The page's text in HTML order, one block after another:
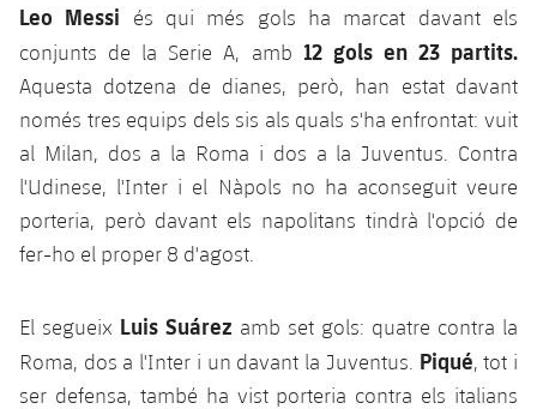
Resultats
Classificació
Jugadors
Fotos
Història
Palmarès
Resultats
Jugadors
Classificació
Junior
Juvenil
Infantil
PLUSICON
MÉS
plusicon
més
Notícies
Atletisme
plusicon
més
Actualitat
Femení
Bàsquet en cadira de rodes
plusicon
més
Jugadors
plusicon
més
Actualitat
Hoquei herba
Leo Messi és qui més gols ha marcat davant els
conjunts de la Serie A, amb 12 gols en 23 partits.
Aquesta dotzena de dianes, però, han estat davant
només tres equips dels sis als quals s'ha enfrontat: vuit
al Milan, dos a la Roma i dos a la Juventus. Contra
l'Udinese, l'Inter i el Nàpols no ha aconseguit veure
porteria, però davant els napolitans tindrà l'opció de
fer-ho el proper 8 d'agost.
El segueix Luis Suárez amb set gols: quatre contra la
Roma, dos a l'Inter i un davant la Juventus. Piqué, tot i
ser defensa, també ha vist porteria contra els italians